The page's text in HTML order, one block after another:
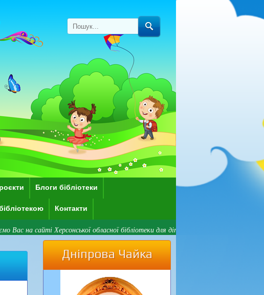
Блоги бібліотеки
Контакти
Херсонської обласної бібліотеки для дітей імені Дніпрової Чайки! Зверніть
Дніпрова Чайка